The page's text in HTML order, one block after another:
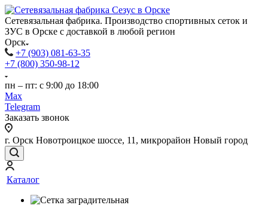
Сетевязальная фабрика. Производство спортивных сеток и
ЗУС в Орске с доставкой в любой регион
Орск
+7 (903) 081-63-35
+7 (800) 350-98-12
пн – пт: с 9:00 до 18:00
Max
Telegram
Заказать звонок
г. Орск Новотроицкое шоссе, 11, микрорайон Новый город
Каталог